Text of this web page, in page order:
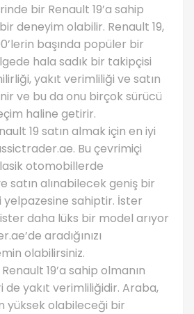
bir Renault 19’a sahip
deneyim olabilir. Renault 19,
başında popüler bir
hala sadık bir takipçisi
yakıt verimliliği ve satın
ve bu da onu birçok sürücü
haline getirir.
19 satın almak için en iyi
Bu çevrimiçi
otomobillerde
satın alınabilecek geniş bir
yelpazesine sahiptir. İster
daha lüks bir model arıyor
aradığınızı
olabilirsiniz.
19’a sahip olmanın
de yakıt verimliliğidir. Araba,
yüksek olabileceği bir